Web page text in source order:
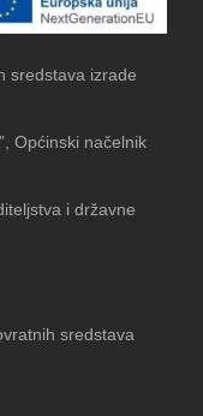
sredstava izrade
Općinski načelnik
i državne
sredstava